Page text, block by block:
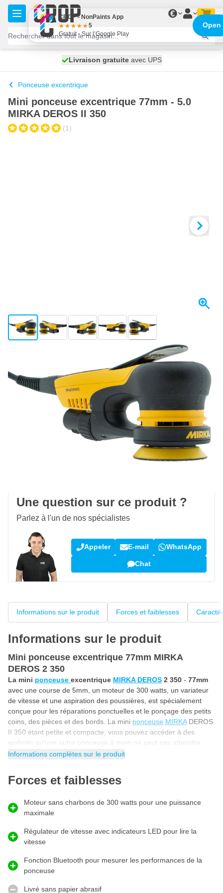
Aller au contenu
€
expédié aujourd'hui
Livraison gratuiteavec UPS
100 jours
Ponceuse excentrique
Mini ponceuse excentrique 77mm - 5.0
MIRKA DEROS II 350
(1)
View larger imageView larger imageView larger imageView larger image
+5
527,18€ TTC
Ajouter au panier
Commandez avant 23h59,expédié aujourd'hui
Une question sur ce produit ?
Parlez à l'un de nos spécialistes
Appeler E-mail WhatsApp
Chat
Informations sur le produit Forces et faiblesses
Informations sur le produit
Mini ponceuse excentrique 77mm MIRKA
DEROS 2 350
La mini ponceuse excentrique MIRKA DEROS 2 350 - 77mm
avec une course de 5mm, un moteur de 300 watts, un variateur
de vitesse et une aspiration des poussières, est spécialement
conçue pour les réparations ponctuelles et le ponçage des petits
coins, des pièces et des bords. La mini ponceuse MIRKADEROS
II 350 étant petite et compacte, vous pouvez accéder à des
endroits qu'une autre ponceuse à main ne peut pas atteindre.
Grâce à la fonction Bluetooth intégrée, vous pouvez relier la
à votre tablette pour mieux comprendre comment utiliser la
machine.
Mini ponceuse de 300 watts avec moteur sans
charbons
avec moteur sans charbons, ce qui vous donne suffisamment de
puissance pour utiliser l'outil de manière intensive. Comme le
peu d'entretien, ce qui lui confère une durée de vie plus longue
que les autres machines. Grâce au moteur sans balais de 300
watts, cette mini-ponceuse électrique est également exempte de
Informations complètes sur le produit
Forces et faiblesses
Moteur sans charbons de 300 watts pour une puissance
maximale
Régulateur de vitesse avec indicateurs LED pour lire la
vitesse
Fonction Bluetooth pour mesurer les performances de la
ponceuse
Livré sans papier abrasif
CROP - NonPaints App
5
Gratuit - Sur l’Google Play
Open